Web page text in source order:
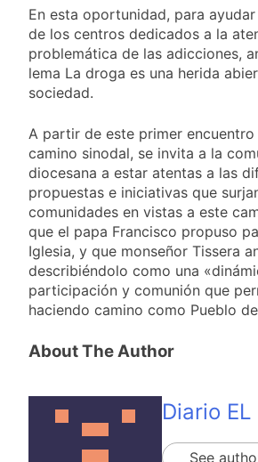
En esta oportunidad, para
de los centros dedicados a la
problemática de las adicciones,
lema La droga es una herida
sociedad.
A partir de este primer
camino sinodal, se invita a la
diocesana a estar atentas a las
propuestas e iniciativas que
comunidades en vistas a este
que el papa Francisco propuso
Iglesia, y que monseñor Tissera
describiéndolo como una
participación y comunión que
haciendo camino como Pueblo
About The Author
Diario EL
See